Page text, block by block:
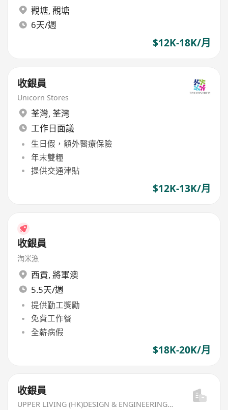
觀塘, 觀塘
6天/週
$12K-18K/月
收銀員
Unicorn Stores
荃灣, 荃灣
工作日面議
生日假，額外醫療保險
年末雙糧
提供交通津貼
$12K-13K/月
收銀員
淘米漁
西貢, 將軍澳
5.5天/週
提供勤工獎勵
免費工作餐
全薪病假
$18K-20K/月
收銀員
UPPER LIVING (HK)DESIGN & ENGINEERING LIMITED